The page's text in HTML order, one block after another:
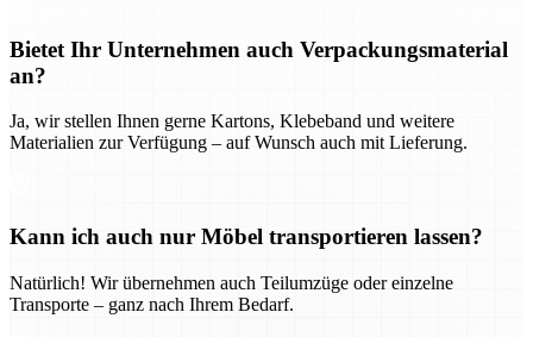
Bietet Ihr Unternehmen auch Verpackungsmaterial
an?
Ja, wir stellen Ihnen gerne Kartons, Klebeband und weitere
Materialien zur Verfügung – auf Wunsch auch mit Lieferung.
Kann ich auch nur Möbel transportieren lassen?
Natürlich! Wir übernehmen auch Teilumzüge oder einzelne
Transporte – ganz nach Ihrem Bedarf.